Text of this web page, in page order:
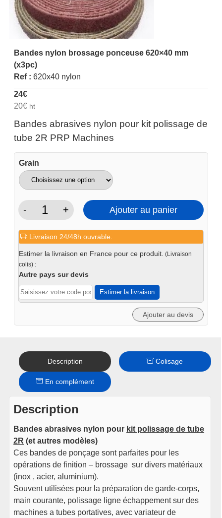
Bandes nylon brossage ponceuse 620×40 mm
(x3pc)
Ref : 620x40 nylon
24€
20€ht
Bandes abrasives nylon pour kit polissage de
tube 2R PRP Machines
Grain
-
quantité
Bandes
nylon
ponceuse
620x40
mm
+ Ajouter au panier
Livraison 24/48h ouvrable.
Estimer la livraison en France pour ce produit. (Livraison
colis) :
Autre pays sur devis
Estimer la livraison
Ajouter au devis
Description Colisage
En complément
Description
Bandes abrasives nylon pour kit polissage de tube
2R (et autres modèles)
Ces bandes de ponçage sont parfaites pour les
opérations de finition – brossage sur divers matériaux
(inox , acier, aluminium).
Souvent utilisées pour la préparation de garde-corps,
main courante, polissage ligne échappement sur des
machines a tubes portatives, avec variateur de